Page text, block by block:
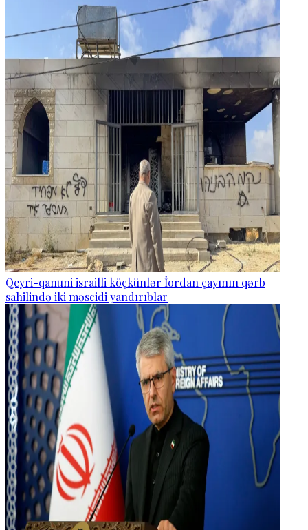
Qeyri-qanuni israilli köçkünlər İordan çayının qərb
sahilində iki məscidi yandırıblar